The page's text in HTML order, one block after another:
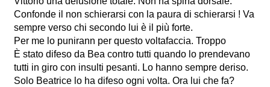
Confonde il non schierarsi con la paura di schierarsi ! Va
sempre verso chi secondo lui è il più forte.
Per me lo punirann per questo voltafaccia. Troppo
È stato difeso da Bea contro tutti quando lo prendevano
tutti in giro con insulti pesanti. Lo hanno sempre deriso.
Solo Beatrice lo ha difeso ogni volta. Ora lui che fa?